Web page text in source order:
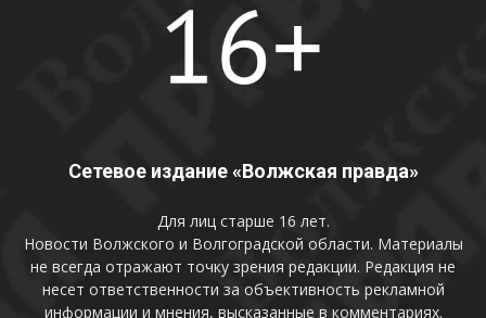
Сетевое издание «Волжская правда»
Для лиц старше 16 лет.
Новости Волжского и Волгоградской области. Материалы
не всегда отражают точку зрения редакции. Редакция не
несет ответственности за объективность рекламной
информации и мнения, высказанные в комментариях.